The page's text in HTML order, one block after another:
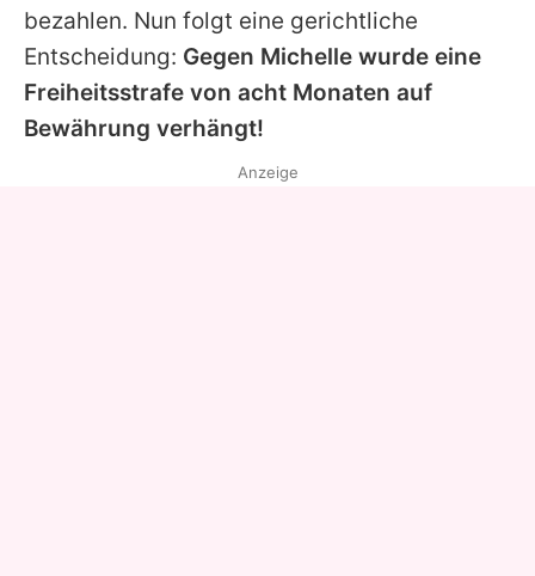
bezahlen. Nun folgt eine gerichtliche
Entscheidung: Gegen Michelle wurde eine
Freiheitsstrafe von acht Monaten auf
Bewährung verhängt!
Anzeige